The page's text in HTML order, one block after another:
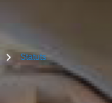
Statuts